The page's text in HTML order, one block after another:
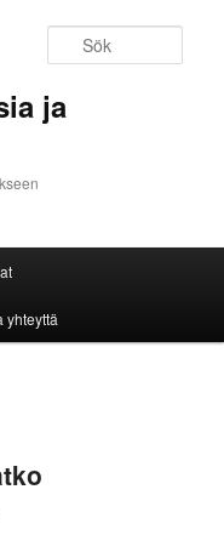
ja
yhteyttä